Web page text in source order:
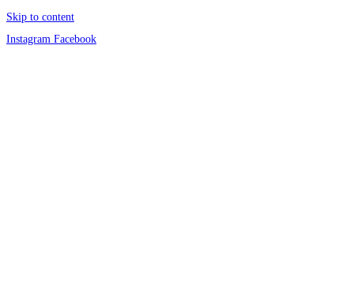
Skip to content
Instagram Facebook